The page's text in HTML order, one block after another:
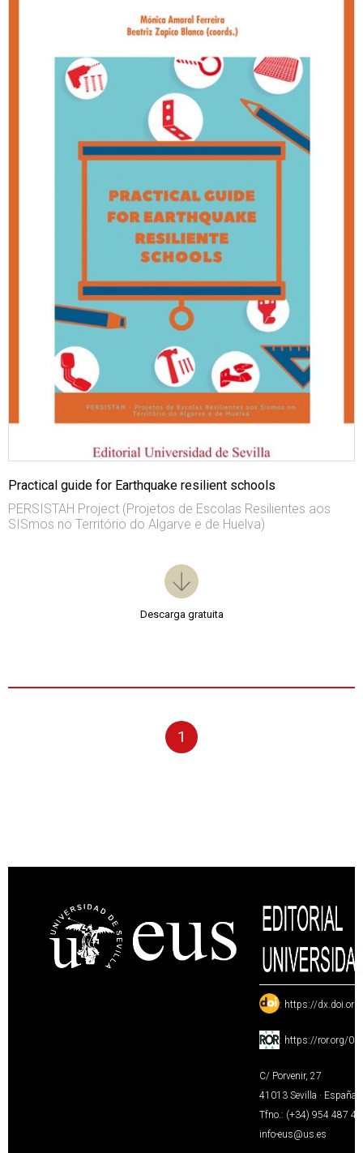
Practical guide for Earthquake resilient schools
PERSISTAH Project (Projetos de Escolas Resilientes aos
SISmos no Território do Algarve e de Huelva)
Descarga gratuita
1
: https://
: https://ror.org/
C/ Porvenir, 27
41013 Sevilla · España
Tfno.: (+34) 954 487
info-eus@us.es